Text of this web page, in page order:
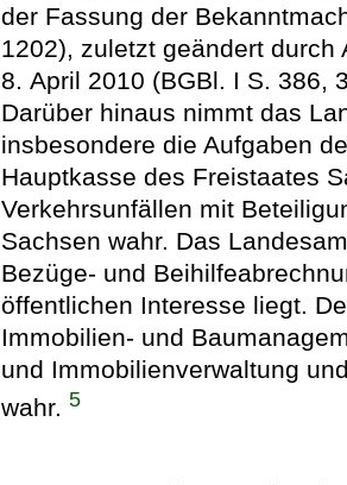
der Fassung der
1202), zuletzt geändert
8. April 2010 (BGBl. I S. 386,
Darüber hinaus nimmt das
insbesondere die Aufgaben
Hauptkasse des Freistaates
Verkehrsunfällen mit
Sachsen wahr. Das
Bezüge- und
öffentlichen Interesse liegt.
Immobilien- und
und Immobilienverwaltung
wahr.5